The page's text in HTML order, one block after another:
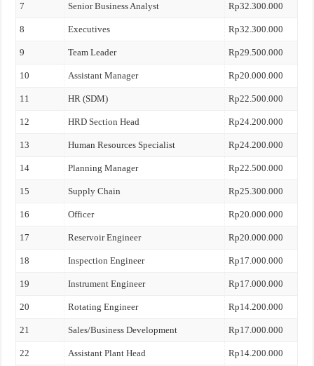
7 Senior Business Analyst Rp32.300.000
8 Executives Rp32.300.000
9 Team Leader Rp29.500.000
10 Assistant Manager Rp20.000.000
11 HR (SDM) Rp22.500.000
12 HRD Section Head Rp24.200.000
13 Human Resources Specialist Rp24.200.000
14 Planning Manager Rp22.500.000
15 Supply Chain Rp25.300.000
16 Officer Rp20.000.000
17 Reservoir Engineer Rp20.000.000
18 Inspection Engineer Rp17.000.000
19 Instrument Engineer Rp17.000.000
20 Rotating Engineer Rp14.200.000
21 Sales/Business Development Rp17.000.000
22 Assistant Plant Head Rp14.200.000